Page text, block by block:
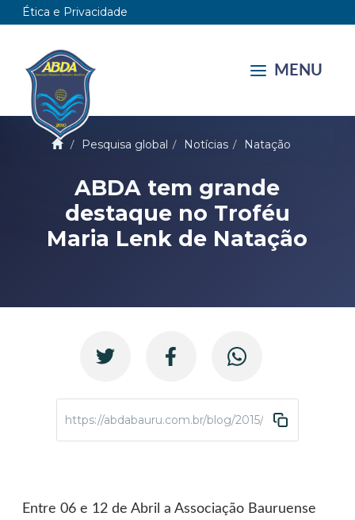
Ética e Privacidade
MENU
Pesquisa global Notícias Natação
ABDA tem grande
destaque no Troféu
Maria Lenk de Natação
https://abdabauru.com.br/blog/2015/09/16/abda-
Entre 06 e 12 de Abril a Associação Bauruense